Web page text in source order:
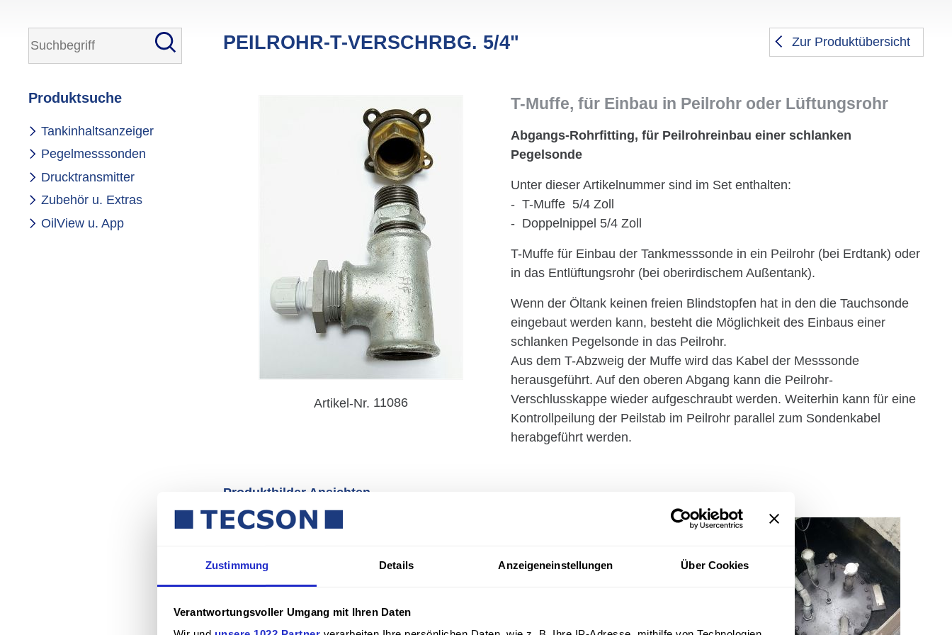
Zustimmung Details Anzeigeneinstellungen Über Cookies
Verantwortungsvoller Umgang mit Ihren Daten
Zur Produktübersicht
PEILROHR-T-VERSCHRBG. 5/4"
Artikel-Nr. 11086
T-Muffe, für Einbau in Peilrohr oder Lüftungsrohr
Abgangs-Rohrfitting, für Peilrohreinbau einer schlanken
Pegelsonde
Unter dieser Artikelnummer sind im Set enthalten:
- T-Muffe 5/4 Zoll
- Doppelnippel 5/4 Zoll
T-Muffe für Einbau der Tankmesssonde in ein Peilrohr (bei Erdtank) oder
in das Entlüftungsrohr (bei ober­irdi­schem Außentank).
Wenn der Öltank keinen freien Blindstopfen hat in den die Tauchsonde
eingebaut werden kann, besteht die Möglichkeit des Einbaus einer
schlanken Pegelsonde in das Peilrohr.
Aus dem T-Abzweig der Muffe wird das Kabel der Messsonde
herausgeführt. Auf den oberen Abgang kann die Peilrohr-
Verschlusskappe wieder aufgeschraubt werden. Weiterhin kann für eine
Kontrollpeilung der Peilstab im Peilrohr parallel zum Sondenkabel
herabgeführt werden.
Produktbilder Ansichten
Produktsuche
Navigation
überspringen
Tankinhaltsanzeiger
Pegelmesssonden
Drucktransmitter
Zubehör u. Extras
OilView u. App